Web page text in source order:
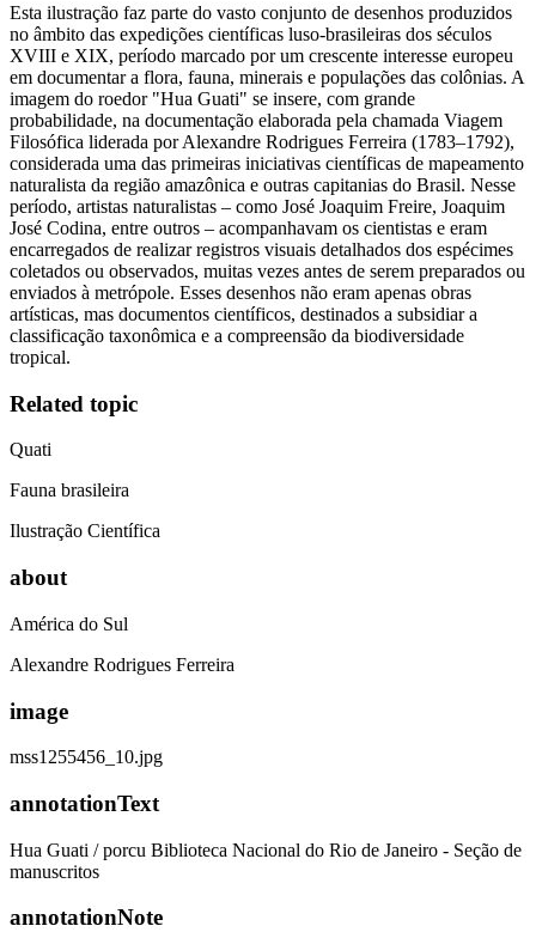
Esta ilustração faz parte do vasto conjunto de desenhos produzidos
no âmbito das expedições científicas luso-brasileiras dos séculos
XVIII e XIX, período marcado por um crescente interesse europeu
em documentar a flora, fauna, minerais e populações das colônias. A
imagem do roedor "Hua Guati" se insere, com grande
probabilidade, na documentação elaborada pela chamada Viagem
Filosófica liderada por Alexandre Rodrigues Ferreira (1783–1792),
considerada uma das primeiras iniciativas científicas de mapeamento
naturalista da região amazônica e outras capitanias do Brasil. Nesse
período, artistas naturalistas – como José Joaquim Freire, Joaquim
José Codina, entre outros – acompanhavam os cientistas e eram
encarregados de realizar registros visuais detalhados dos espécimes
coletados ou observados, muitas vezes antes de serem preparados ou
enviados à metrópole. Esses desenhos não eram apenas obras
artísticas, mas documentos científicos, destinados a subsidiar a
classificação taxonômica e a compreensão da biodiversidade
tropical.
Related topic
Quati
Fauna brasileira
Ilustração Científica
about
América do Sul
Alexandre Rodrigues Ferreira
image
mss1255456_10.jpg
annotationText
Hua Guati / porcu Biblioteca Nacional do Rio de Janeiro - Seção de
manuscritos
annotationNote